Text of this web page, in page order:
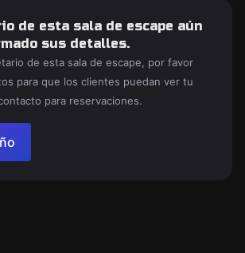
de esta sala de escape aún
sus detalles.
de esta sala de escape, por favor
para que los clientes puedan ver tu
para reservaciones.